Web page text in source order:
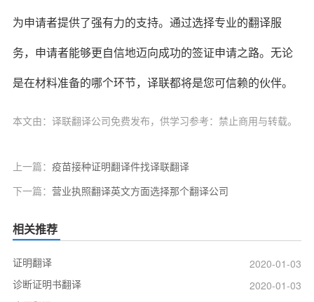
为申请者提供了强有力的支持。通过选择专业的翻译服
务，申请者能够更自信地迈向成功的签证申请之路。无论
是在材料准备的哪个环节，译联都将是您可信赖的伙伴。
本文由：译联翻译公司免费发布，供学习参考：禁止商用与转载。
上一篇： 疫苗接种证明翻译件找译联翻译
下一篇： 营业执照翻译英文方面选择那个翻译公司
相关推荐
证明翻译
2020-01-03
诊断证明书翻译
2020-01-03